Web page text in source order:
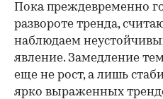
Пока преждевременно
развороте тренда,
наблюдаем
явление. Замедление
еще не рост, а лишь
ярко выраженных